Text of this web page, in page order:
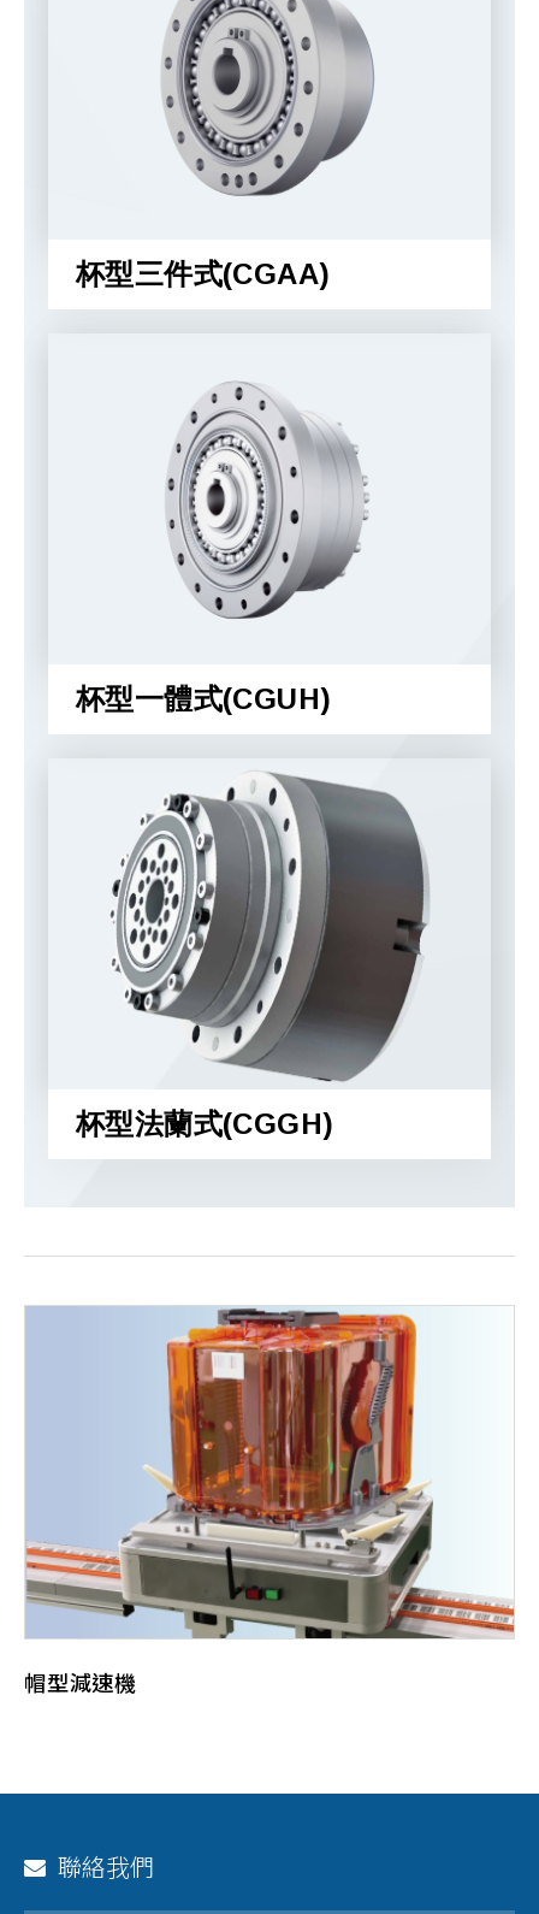
杯型三件式(CGAA)
杯型一體式(CGUH)
杯型法蘭式(CGGH)
帽型減速機
有軌的系統，與無軌的AGV系統相比，可以
聯絡我們